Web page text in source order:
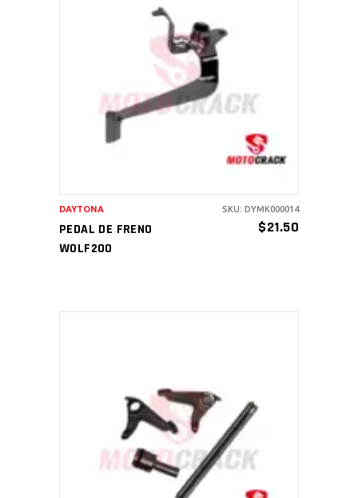
AÑADIR AL CARRITO
PEDAL DE FRENO
WOLF200
$21.50
DAYTONA SKU: DYMK000014
AÑADIR AL CARRITO